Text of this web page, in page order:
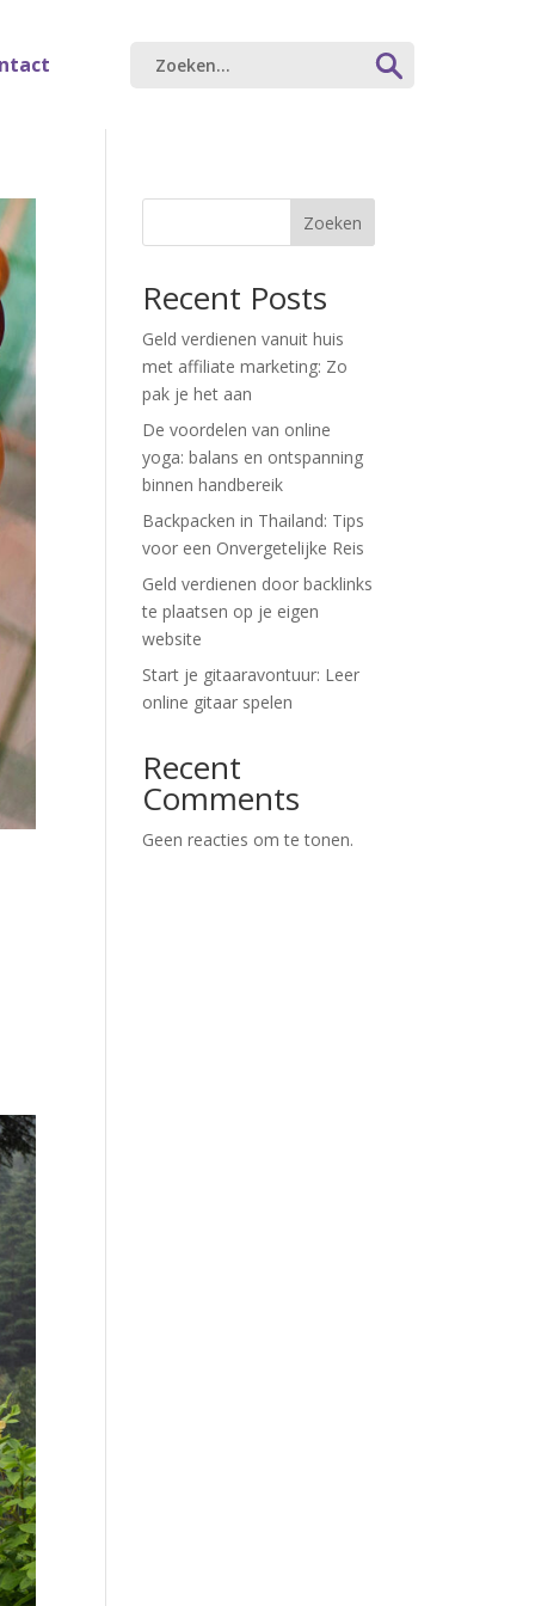
Zoeken
Recent Posts
Geld verdienen vanuit huis
met affiliate marketing: Zo
pak je het aan
De voordelen van online
yoga: balans en ontspanning
binnen handbereik
Backpacken in Thailand: Tips
voor een Onvergetelijke Reis
Geld verdienen door backlinks
te plaatsen op je eigen
website
Start je gitaaravontuur: Leer
online gitaar spelen
Recent
Comments
Geen reacties om te tonen.